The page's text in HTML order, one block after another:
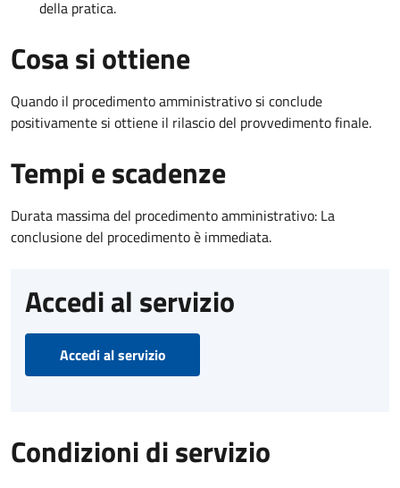
della pratica.
Cosa si ottiene
Quando il procedimento amministrativo si conclude
positivamente si ottiene il rilascio del provvedimento finale.
Tempi e scadenze
Durata massima del procedimento amministrativo: La
conclusione del procedimento è immediata.
Accedi al servizio
Accedi al servizio
Condizioni di servizio